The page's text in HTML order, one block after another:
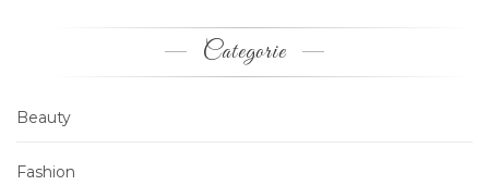
Categorie
Beauty
Fashion